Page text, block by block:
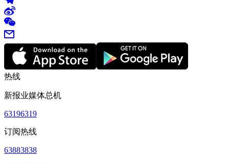
热线
新报业媒体总机
63196319
订阅热线
63883838